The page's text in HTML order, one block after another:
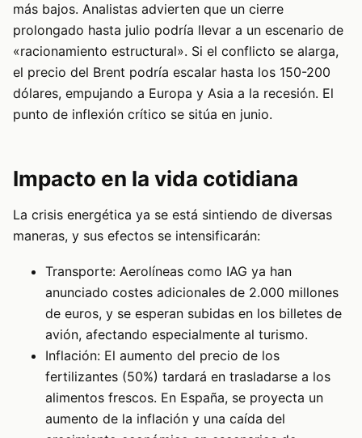
más bajos. Analistas advierten que un cierre
prolongado hasta julio podría llevar a un escenario de
«racionamiento estructural». Si el conflicto se alarga,
el precio del Brent podría escalar hasta los 150-200
dólares, empujando a Europa y Asia a la recesión. El
punto de inflexión crítico se sitúa en junio.
Impacto en la vida cotidiana
La crisis energética ya se está sintiendo de diversas
maneras, y sus efectos se intensificarán:
Transporte: Aerolíneas como IAG ya han
anunciado costes adicionales de 2.000 millones
de euros, y se esperan subidas en los billetes de
avión, afectando especialmente al turismo.
Inflación: El aumento del precio de los
fertilizantes (50%) tardará en trasladarse a los
alimentos frescos. En España, se proyecta un
aumento de la inflación y una caída del